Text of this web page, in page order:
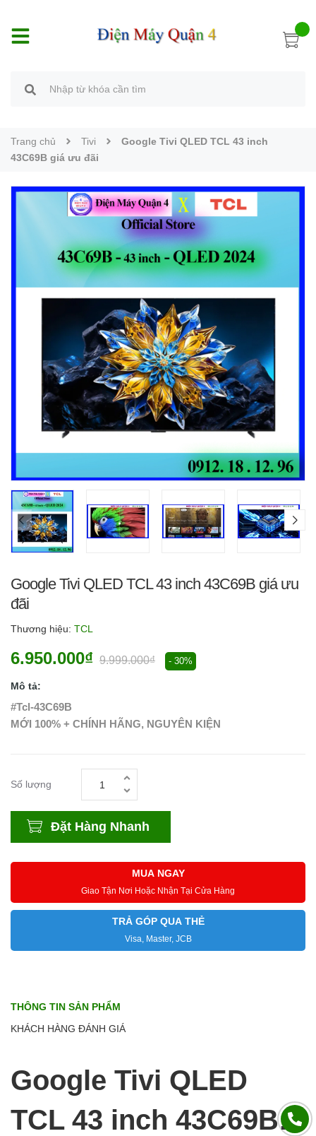
Trang chủ Tivi
Google Tivi QLED TCL 43 inch
43C69B giá ưu đãi
Google Tivi QLED TCL 43 inch 43C69B giá ưu
đãi
Thương hiệu: TCL
6.950.000₫ 9.999.000₫ - 30%
Mô tả:
#Tcl-43C69B
MỚI 100% + CHÍNH HÃNG, NGUYÊN KIỆN
Số lượng
Đặt Hàng Nhanh
MUA NGAY
Giao Tận Nơi Hoặc Nhận Tại Cửa Hàng
TRẢ GÓP QUA THẺ
Visa, Master, JCB
THÔNG TIN SẢN PHẨM
KHÁCH HÀNG ĐÁNH GIÁ
Google Tivi QLED
TCL 43 inch 43C69B: